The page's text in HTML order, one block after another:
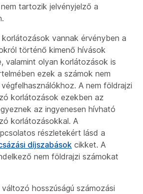
tartozik jelvényjelző a
vannak érvényben a
történő kimenő hívások
valamint olyan korlátozások is
ezek a számok nem
A nem földrajzi
korlátozások ezekben az
az ingyenesen hívható
korlátozásokkal. A
részletekért lásd a
díjszabások cikket. A
nem földrajzi számokat
hosszúságú számozási